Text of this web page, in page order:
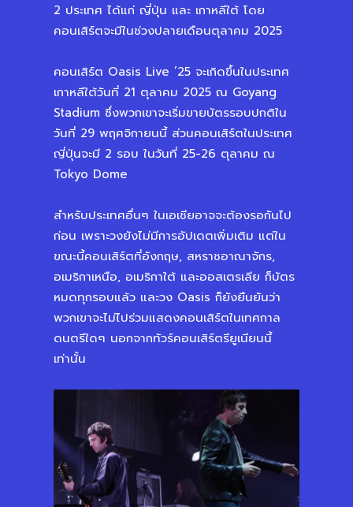
2 ประเทศ ได้แก่ ญี่ปุ่น และ เกาหลีใต้ โดย
คอนเสิร์ตจะมีในช่วงปลายเดือนตุลาคม 2025
คอนเสิร์ต Oasis Live ’25 จะเกิดขึ้นในประเทศ
เกาหลีใต้วันที่ 21 ตุลาคม 2025 ณ Goyang
Stadium ซึ่งพวกเขาจะเริ่มขายบัตรรอบปกติใน
วันที่ 29 พฤศจิกายนนี้ ส่วนคอนเสิร์ตในประเทศ
ญี่ปุ่นจะมี 2 รอบ ในวันที่ 25-26 ตุลาคม ณ
Tokyo Dome
สำหรับประเทศอื่นๆ ในเอเชียอาจจะต้องรอกันไป
ก่อน เพราะวงยังไม่มีการอัปเดตเพิ่มเติม แต่ใน
ขณะนี้คอนเสิร์ตที่อังกฤษ, สหราชอาณาจักร,
อเมริกาเหนือ, อเมริกาใต้ และออสเตรเลีย ก็บัตร
หมดทุกรอบแล้ว และวง Oasis ก็ยังยืนยันว่า
พวกเขาจะไม่ไปร่วมแสดงคอนเสิร์ตในเทศกาล
ดนตรีใดๆ นอกจากทัวร์คอนเสิร์ตรียูเนียนนี้
เท่านั้น